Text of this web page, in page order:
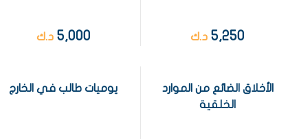
5,250 د.ك 5,000 د.ك
الأخلاق الضائع من الموارد
الخلقية
يوميات طالب في الخارج